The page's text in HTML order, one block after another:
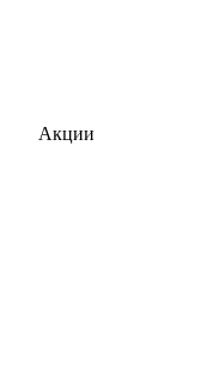
Акции